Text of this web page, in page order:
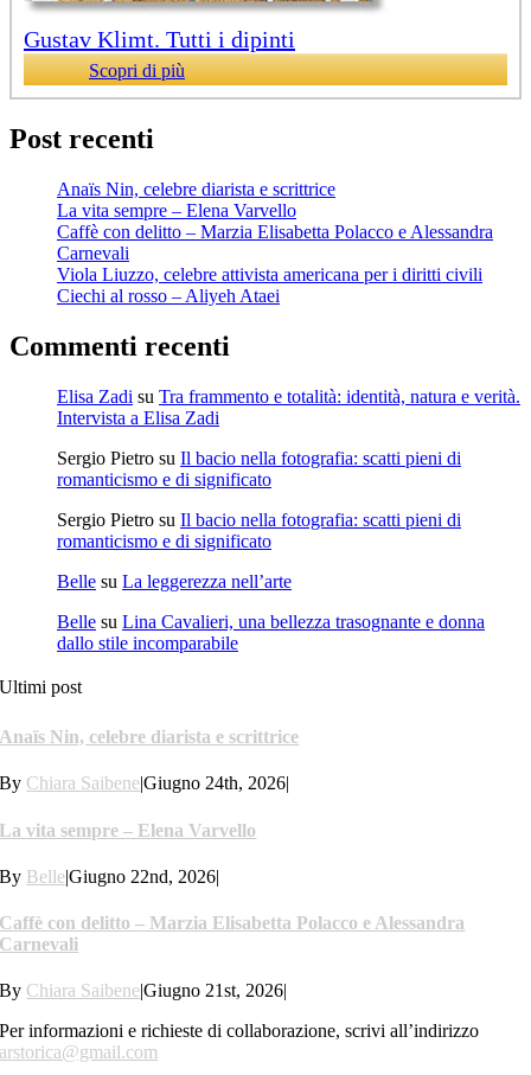
Gustav Klimt. Tutti i dipinti
Scopri di più
Post recenti
Anaïs Nin, celebre diarista e scrittrice
La vita sempre – Elena Varvello
Caffè con delitto – Marzia Elisabetta Polacco e Alessandra
Carnevali
Viola Liuzzo, celebre attivista americana per i diritti civili
Ciechi al rosso – Aliyeh Ataei
Commenti recenti
Elisa Zadi su Tra frammento e totalità: identità, natura e verità.
Intervista a Elisa Zadi
Sergio Pietro su Il bacio nella fotografia: scatti pieni di
romanticismo e di significato
Sergio Pietro su Il bacio nella fotografia: scatti pieni di
romanticismo e di significato
Belle su La leggerezza nell’arte
Belle su Lina Cavalieri, una bellezza trasognante e donna
dallo stile incomparabile
Ultimi post
Anaïs Nin, celebre diarista e scrittrice
By Chiara Saibene|Giugno 24th, 2026|
La vita sempre – Elena Varvello
By Belle|Giugno 22nd, 2026|
Caffè con delitto – Marzia Elisabetta Polacco e Alessandra
Carnevali
By Chiara Saibene|Giugno 21st, 2026
Per informazioni e richieste di collaborazione, scrivi all’indirizzo
arstorica@gmail.com